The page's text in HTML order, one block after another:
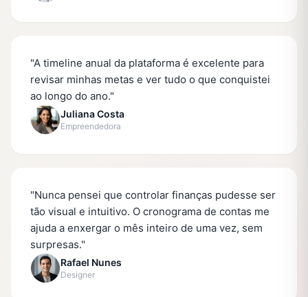
"A timeline anual da plataforma é excelente para
revisar minhas metas e ver tudo o que conquistei
ao longo do ano."
Juliana Costa
Empreendedora
"Nunca pensei que controlar finanças pudesse ser
tão visual e intuitivo. O cronograma de contas me
ajuda a enxergar o mês inteiro de uma vez, sem
surpresas."
Rafael Nunes
Designer